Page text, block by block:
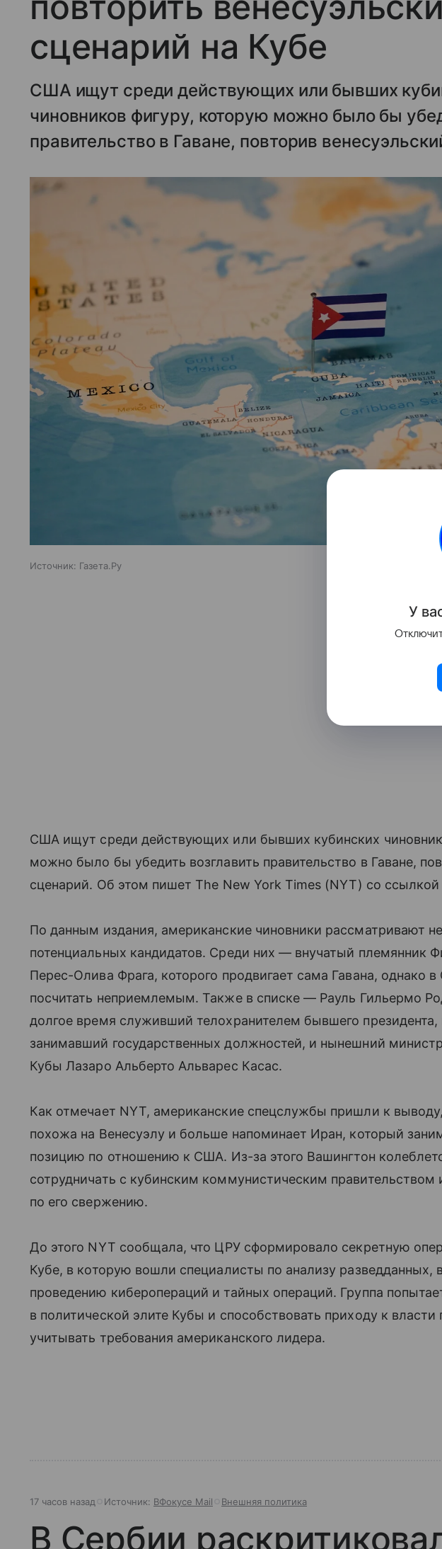
сценарий на Кубе
США ищут среди действующих или бывших
чиновников фигуру, которую можно было бы
правительство в Гаване, повторив
Источник: Газета.Ру
США ищут среди действующих или бывших кубинских
можно было бы убедить возглавить правительство в Гаване,
сценарий. Об этом пишет The New York Times (NYT) со ссылкой
По данным издания, американские чиновники рассматривают
потенциальных кандидатов. Среди них — внучатый племянник
Перес-Олива Фрага, которого продвигает сама Гавана, однако
посчитать неприемлемым. Также в списке — Рауль Гильермо
долгое время служивший телохранителем бывшего президента,
занимавший государственных должностей, и нынешний
Кубы Лазаро Альберто Альварес Касас.
Как отмечает NYT, американские спецслужбы пришли к
похожа на Венесуэлу и больше напоминает Иран, который
позицию по отношению к США. Из-за этого Вашингтон
сотрудничать с кубинским коммунистическим правительством
по его свержению.
До этого NYT сообщала, что ЦРУ сформировало секретную
Кубе, в которую вошли специалисты по анализу разведданных,
проведению киберопераций и тайных операций. Группа
в политической элите Кубы и способствовать приходу к власти
учитывать требования американского лидера.
17 часов назад Источник: ВФокусе Mail Внешняя политика
В Сербии
У